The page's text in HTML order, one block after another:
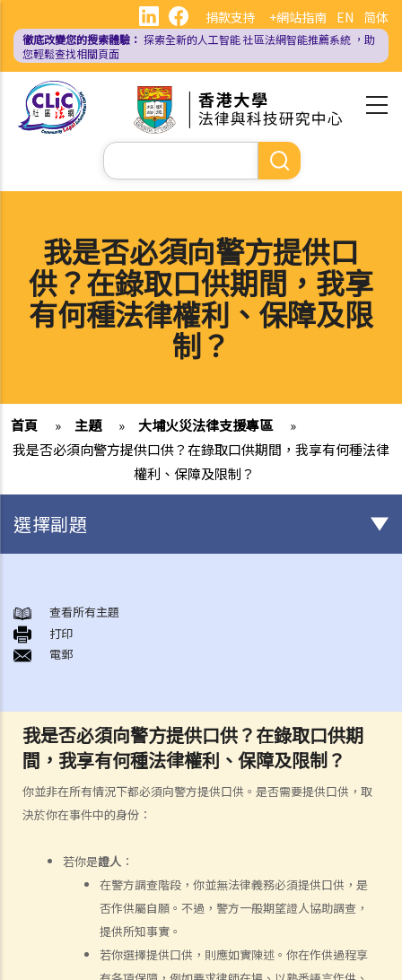
內
EN 简体
捐款支持 +網站指南
徹底改變您的搜索體驗： 探索全新的人工智能社區法網智能推薦系統 ，助
您輕鬆查找相關頁面
Search
我是否必須向警方提供口
供？在錄取口供期間，我享
有何種法律權利、保障及限
制？
首頁 » 主題 » 大埔火災法律支援專區
»
我是否必須向警方提供口供？在錄取口供期間，我享有何種法律
權利、保障及限制？
我是否必須向警方提供口供？在錄取口供期
間，我享有何種法律權利、保障及限制？
你並非在所有情況下都必須向警方提供口供。是否需要提供口供，取
決於你在事件中的身份：
若你是證人 ：
在警方調查階段，你並無法律義務必須提供口供，是
否作供屬自願。不過，警方一般期望證人協助調查，
提供所知事實。
若你選擇提供口供，則應如實陳述。你在作供過程享
選擇副題
A. 火葬
B. 骨灰安置所（靈灰安置所）
C. 土葬
E. 骨灰撒海
F. 遺體／骨殖／骨灰出入香港
人身傷亡
傷者本人
何謂「人身傷害」？
如何就人身傷害提出申索？
人身傷害訴訟所涉的法律程序
1. 申索信（原告人）及建設性的答覆（被告人）
查看所有主題
打印
電郵